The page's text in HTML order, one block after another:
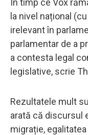
la nivel național
irelevant în
parlamentar de a
a contesta legal
legislative, scrie
Rezultatele mult
arată că discursul
migrație,